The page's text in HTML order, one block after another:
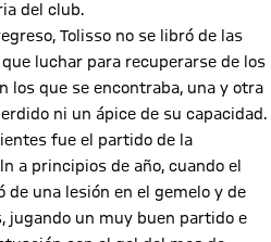
del club.
Tolisso no se libró de las
luchar para recuperarse de los
los que se encontraba, una y otra
ni un ápice de su capacidad.
fue el partido de la
a principios de año, cuando el
una lesión en el gemelo y de
jugando un muy buen partido e